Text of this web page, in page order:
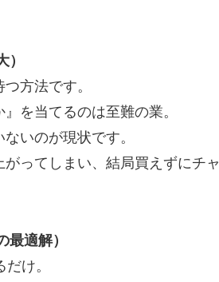
方法です。
を当てるのは至難の業。
いのが現状です。
ってしまい、結局買えずにチ
適解）
け。